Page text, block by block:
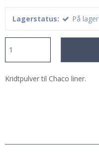
Lagerstatus: På lager
Kridtpulver til Chaco liner.